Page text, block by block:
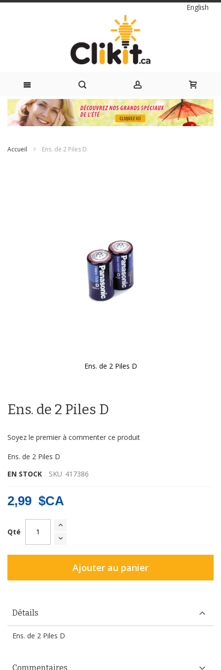
Langue
English
Skip
to
Accueil Ens. de 2 Piles D
Ens. de 2 Piles D
de
la
d’images
Ens. de 2 Piles D
Soyez le premier à commenter ce produit
Ens. de 2 Piles D
EN STOCK
SKU 417386
2,99 $CA
Qté
Ajouter au panier
Détails
Ens. de 2 Piles D
Commentaires